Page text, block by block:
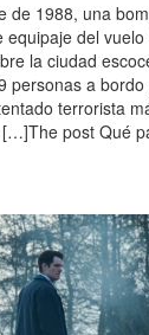
de 1988, una
equipaje del
la ciudad
personas a
terrorista
post Qué